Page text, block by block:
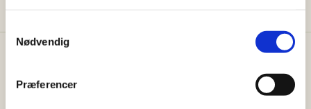
Nødvendig
Præferencer
Få vores prisguide med faste timepriser, eksempler
Konkrete eksempler på typiske opgaver
Sådan sparer du 26% med servicefradraget